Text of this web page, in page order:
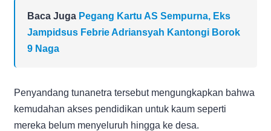
Baca Juga Pegang Kartu AS Sempurna, Eks
Jampidsus Febrie Adriansyah Kantongi Borok
9 Naga
Penyandang tunanetra tersebut mengungkapkan bahwa
kemudahan akses pendidikan untuk kaum seperti
mereka belum menyeluruh hingga ke desa.